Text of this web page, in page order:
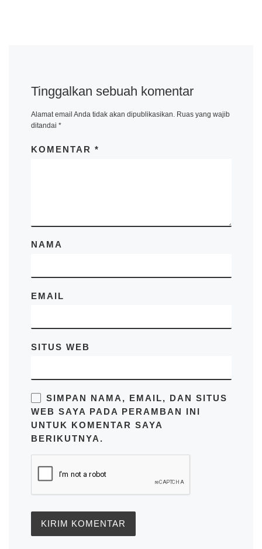
Tinggalkan sebuah komentar
Alamat email Anda tidak akan dipublikasikan. Ruas yang wajib
ditandai *
KOMENTAR *
NAMA
EMAIL
SITUS WEB
SIMPAN NAMA, EMAIL, DAN SITUS
WEB SAYA PADA PERAMBAN INI
UNTUK KOMENTAR SAYA
BERIKUTNYA.